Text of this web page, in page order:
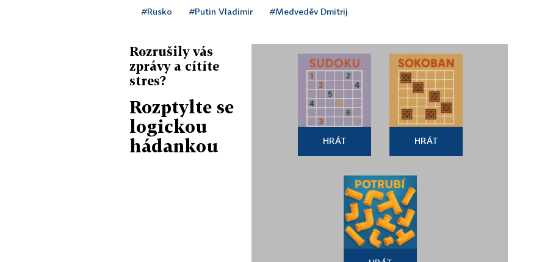
#Rusko #Putin Vladimir #Medveděv Dmitrij
Rozrušily vás
zprávy a cítíte
stres?
Rozptylte se
logickou
hádankou
HRÁT HRÁT